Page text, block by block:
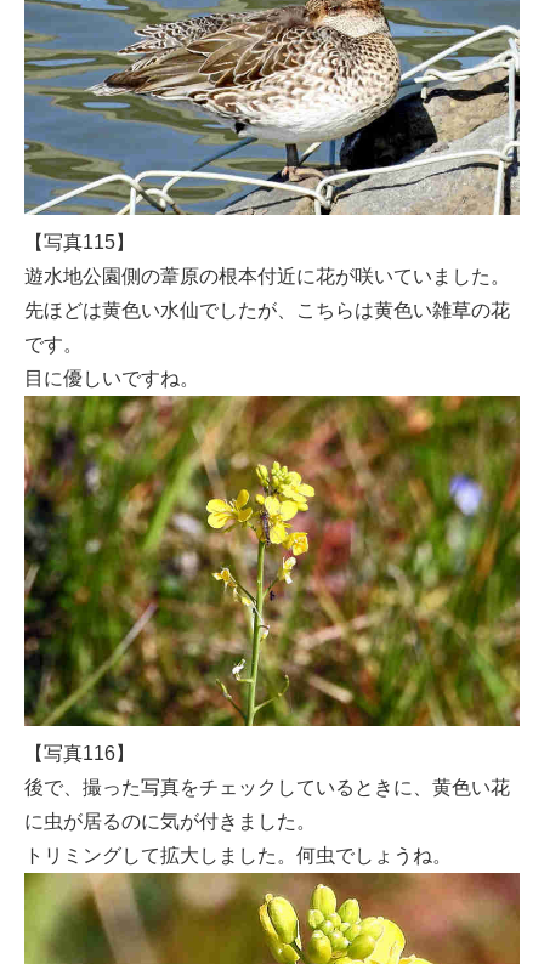
【写真115】
遊水地公園側の葦原の根本付近に花が咲いていました。
先ほどは黄色い水仙でしたが、こちらは黄色い雑草の花
です。
目に優しいですね。
【写真116】
後で、撮った写真をチェックしているときに、黄色い花
に虫が居るのに気が付きました。
トリミングして拡大しました。何虫でしょうね。